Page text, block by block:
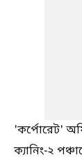
'কর্পোরেট'
ক্যানিং-২